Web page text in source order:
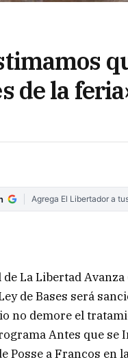
de la
Agrega El Libertador a
La Libertad
de Bases será
no demore el
Antes que se
Posse a Francos en